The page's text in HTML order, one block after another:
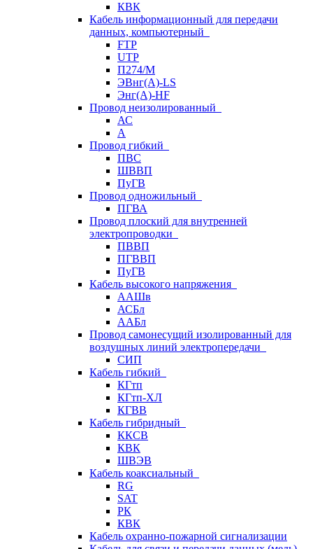
КВК
Кабель информационный для передачи
данных, компьютерный
FTP
UTP
П274/М
ЭВнг(А)-LS
Энг(А)-HF
Провод неизолированный
АС
А
Провод гибкий
ПВС
ШВВП
ПуГВ
Провод одножильный
ПГВА
Провод плоский для внутренней
электропроводки
ПВВП
ПГВВП
ПуГВ
Кабель высокого напряжения
ААШв
АСБл
ААБл
Провод самонесущий изолированный для
воздушных линий электропередачи
СИП
Кабель гибкий
КГтп
КГтп-ХЛ
КГВВ
Кабель гибридный
ККСВ
КВК
ШВЭВ
Кабель коаксиальный
RG
SAT
РК
КВК
Кабель охранно-пожарной сигнализации